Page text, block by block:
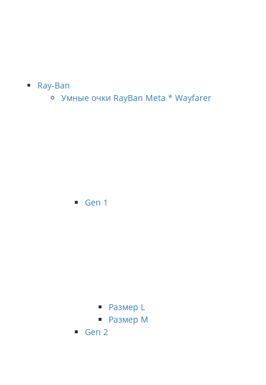
Ray-Ban
Умные очки RayBan Meta * Wayfarer
Gen 1
Размер L
Размер М
Gen 2